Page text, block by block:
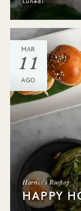
Lunedì
MAR
11
AGO
Harriet's Rooftop
HAPPY